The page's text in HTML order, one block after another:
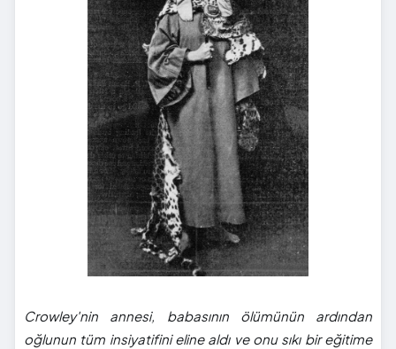
Crowley'nin annesi, babasının ölümünün ardından
oğlunun tüm insiyatifini eline aldı ve onu sıkı bir eğitime